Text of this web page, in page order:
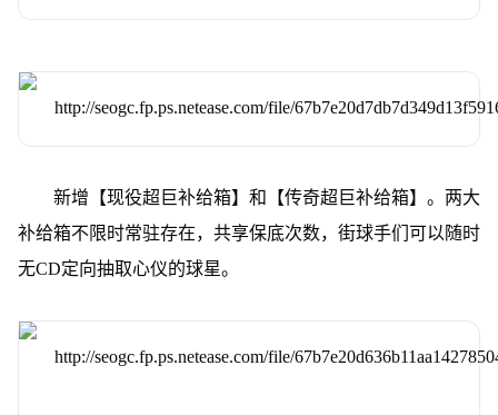
新增【现役超巨补给箱】和【传奇超巨补给箱】。两大
补给箱不限时常驻存在，共享保底次数，街球手们可以随时
无CD定向抽取心仪的球星。